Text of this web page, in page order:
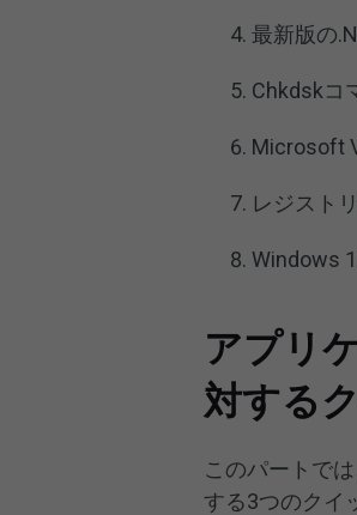
最新版の
Chkdskコ
Microsoft
レジスト
Windows
アプリ
対する
このパートで
する3つのクイ